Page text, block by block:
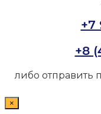
+7
+8
либо отправить
×